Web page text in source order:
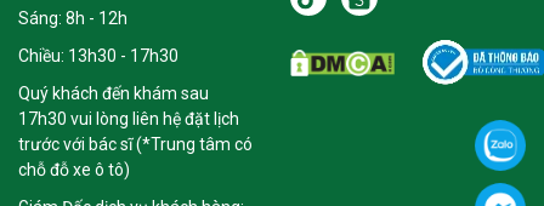
Sáng: 8h - 12h
Chiều: 13h30 - 17h30
Quý khách đến khám sau
17h30 vui lòng liên hệ đặt lịch
trước với bác sĩ (*Trung tâm có
chỗ đỗ xe ô tô)